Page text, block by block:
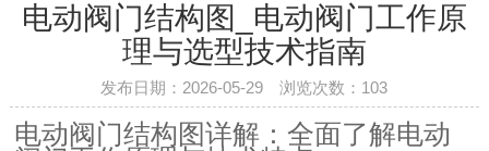
电动阀门结构图_电动阀门工作原
理与选型技术指南
发布日期：2026-05-29 浏览次数： 103
电动阀门结构图详解：全面了解电动